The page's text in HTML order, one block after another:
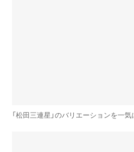
「松田三連星」のバリエーションを一